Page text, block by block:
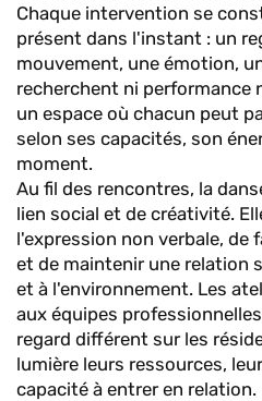
Chaque intervention se
présent dans l'instant : un
mouvement, une émotion,
recherchent ni performance
un espace où chacun peut
selon ses capacités, son
moment.
Au fil des rencontres, la
lien social et de créativité.
l'expression non verbale, de
et de maintenir une relation
et à l'environnement. Les
aux équipes
regard différent sur les
lumière leurs ressources,
capacité à entrer en relation.